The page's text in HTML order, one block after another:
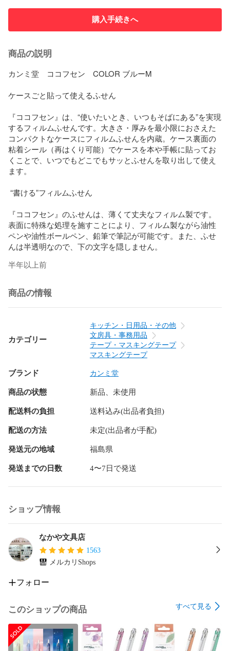
購入手続きへ
商品の説明
カンミ堂　ココフセン　COLOR ブルーM
ケースごと貼って使えるふせん
『ココフセン』は、“使いたいとき、いつもそばにある”を実現
するフィルムふせんです。大きさ・厚みを最小限におさえた
コンパクトなケースにフィルムふせんを内蔵。ケース裏面の
粘着シール（再はくり可能）でケースを本や手帳に貼ってお
くことで、いつでもどこでもサッとふせんを取り出して使え
ます。
“書ける”フィルムふせん
『ココフセン』のふせんは、薄くて丈夫なフィルム製です。
表面に特殊な処理を施すことにより、フィルム製ながら油性
ペンや油性ボールペン、鉛筆で筆記が可能です。また、ふせ
んは半透明なので、下の文字を隠しません。
半年以上前
商品の情報
カテゴリー
キッチン・日用品・その他
文房具・事務用品
テープ・マスキングテープ
マスキングテープ
ブランド カンミ堂
商品の状態 新品、未使用
配送料の負担 送料込み(出品者負担)
配送の方法 未定(出品者が手配)
発送元の地域 福島県
発送までの日数 4〜7日で発送
ショップ情報
なかや文具店
1563
メルカリShops
フォロー
このショップの商品 すべて見る